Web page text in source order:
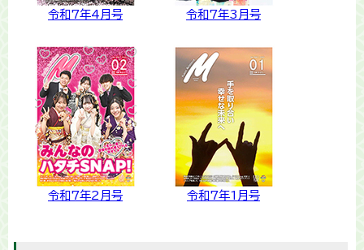
令和7年4月号 令和7年3月号
令和7年2月号 令和7年1月号